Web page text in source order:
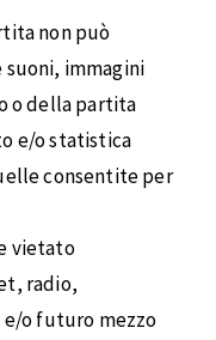
non può
immagini
o della partita
e/o statistica
consentite per
vietato
radio,
o futuro mezzo